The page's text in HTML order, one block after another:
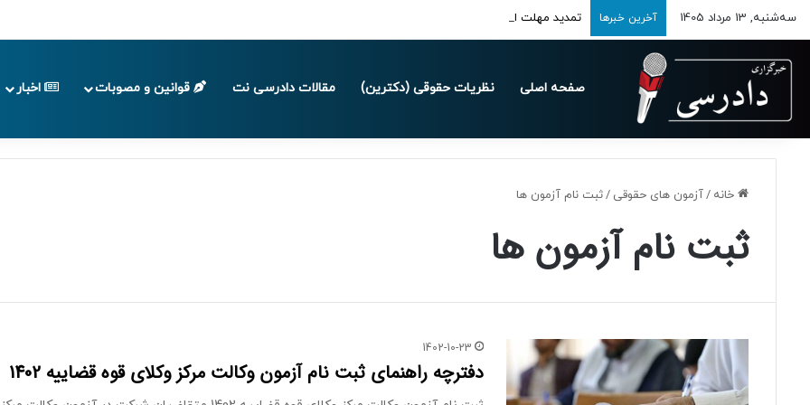
سه‌شنبه, 13 مرداد 1405 آخرین خبرها تمدید مهلت ارسال اظهارنامه‌های مالیاتی تا پایان تابستان 1405
صفحه اصلی نظریات حقوقی (دکترین) مقالات دادرسی نت قوانین و مصوبات اخبار
خانه /آزمون های حقوقی /ثبت نام آزمون ها
ثبت نام آزمون ها
1402-10-23
دفترچه راهنمای ثبت نام آزمون وکالت مرکز وکلای قوه قضاییه 1402